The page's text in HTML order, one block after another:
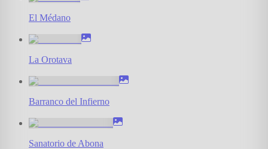
El Médano
La Orotava
Barranco del Infierno
Sanatorio de Abona